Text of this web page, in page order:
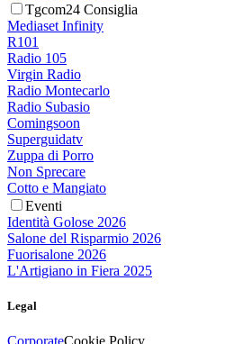
Tgcom24 Consiglia
Mediaset Infinity
R101
Radio 105
Virgin Radio
Radio Montecarlo
Radio Subasio
Comingsoon
Superguidatv
Zuppa di Porro
Non Sprecare
Cotto e Mangiato
Eventi
Identità Golose 2026
Salone del Risparmio 2026
Fuorisalone 2026
L'Artigiano in Fiera 2025
Legal